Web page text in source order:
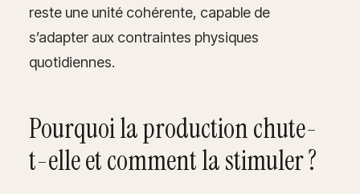
reste une unité cohérente, capable de
s’adapter aux contraintes physiques
quotidiennes.
Pourquoi la production chute-
t-elle et comment la stimuler ?